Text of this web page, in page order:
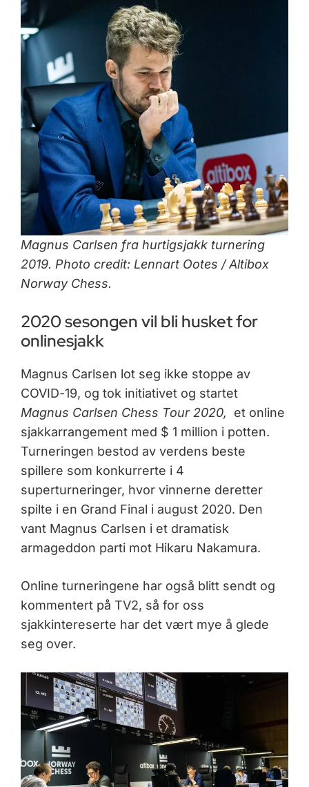
Magnus Carlsen fra hurtigsjakk turnering
2019. Photo credit: Lennart Ootes / Altibox
Norway Chess.
2020 sesongen vil bli husket for
onlinesjakk
Magnus Carlsen lot seg ikke stoppe av
COVID-19, og tok initiativet og startet
Magnus Carlsen Chess Tour 2020,
et online
sjakkarrangement med $ 1 million i potten.
Turneringen bestod av verdens beste
spillere som konkurrerte i 4
superturneringer, hvor vinnerne deretter
spilte i en Grand Final i august 2020. Den
vant Magnus Carlsen i et dramatisk
armageddon parti mot Hikaru Nakamura.
Online turneringene har også blitt sendt og
kommentert på TV2, så for oss
sjakkintereserte har det vært mye å glede
seg over.